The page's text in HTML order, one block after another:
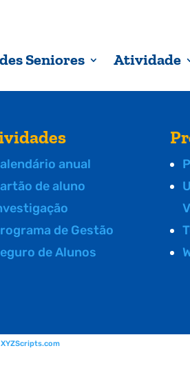
Seniores Atividade
anual
de aluno
de Gestão
de Alunos
XYZScripts.com